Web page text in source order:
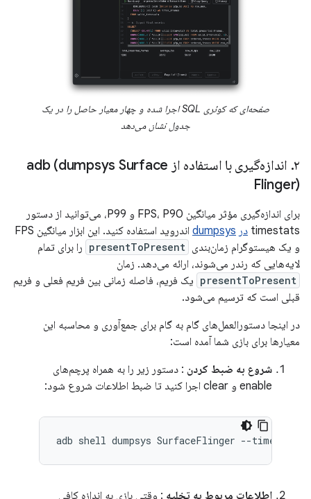
صفحه‌ای که کوئری SQL اجرا شده و چهار معیار حاصل را در یک
جدول نشان می‌دهد
۲. اندازه‌گیری با استفاده از adb (dumpsys Surface
Flinger)
برای اندازه‌گیری مؤثر میانگین FPS، P90 و P99، می‌توانید از دستور
timestats در dumpsys
اندروید استفاده کنید. این ابزار میانگین FPS
و یک هیستوگرام زمان‌بندی presentToPresent را برای تمام
لایه‌هایی که رندر می‌شوند، ارائه می‌دهد. زمان
presentToPresent یک فریم، فاصله زمانی بین فریم فعلی و فریم
قبلی است که ترسیم می‌شود.
در اینجا دستورالعمل‌های گام به گام برای جمع‌آوری و محاسبه این
معیارها برای بازی شما آمده است:
شروع به ضبط کردن : دستور زیر را به همراه پرچم‌های
enable و clear اجرا کنید تا ضبط اطلاعات شروع شود:
اطلاعات مربوط به تخلیه : وقتی بازی به اندازه کافی